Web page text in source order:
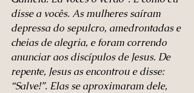
disse a vocês. As mulheres saíram
depressa do sepulcro, amedrontadas e
cheias de alegria, e foram correndo
anunciar aos discípulos de Jesus. De
repente, Jesus as encontrou e disse:
“Salve!”. Elas se aproximaram dele,